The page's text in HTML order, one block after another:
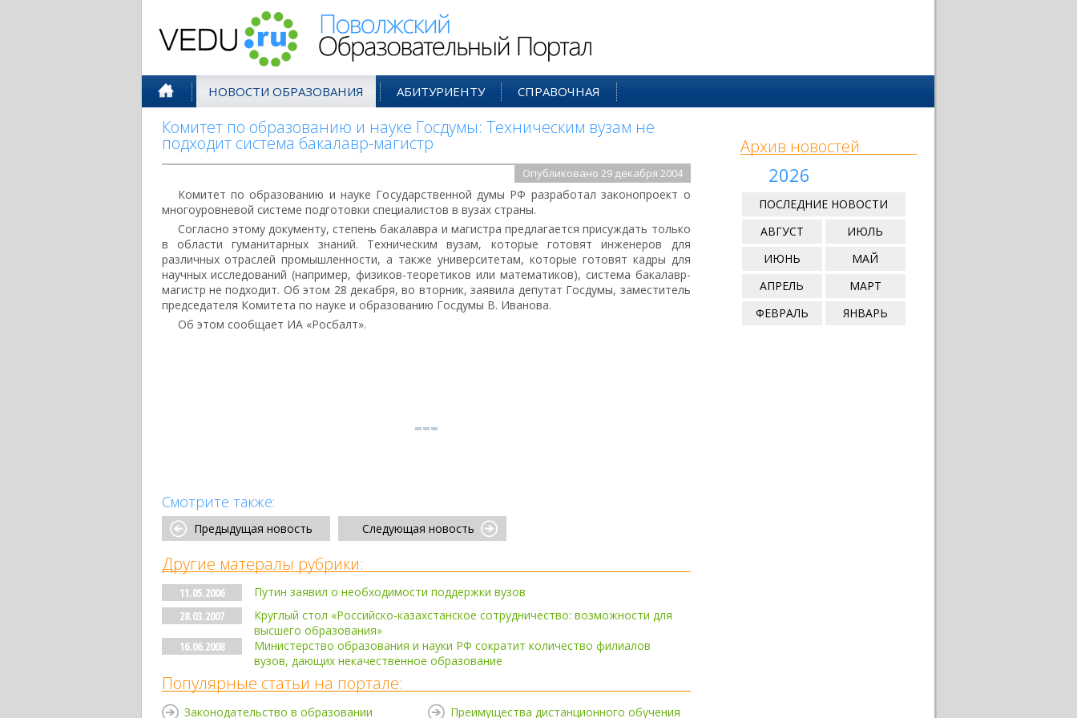
НОВОСТИ ОБРАЗОВАНИЯ АБИТУРИЕНТУ СПРАВОЧНАЯ
Комитет по образованию и науке Госдумы: Техническим вузам не
подходит система бакалавр-магистр
Опубликовано 29 декабря 2004
Комитет по образованию и науке Государственной думы РФ разработал законопроект о
многоуровневой системе подготовки специалистов в вузах страны.
Согласно этому документу, степень бакалавра и магистра предлагается присуждать только
в области гуманитарных знаний. Техническим вузам, которые готовят инженеров для
различных отраслей промышленности, а также университетам, которые готовят кадры для
научных исследований (например, физиков-теоретиков или математиков), система бакалавр-
магистр не подходит. Об этом 28 декабря, во вторник, заявила депутат Госдумы, заместитель
председателя Комитета по науке и образованию Госдумы В. Иванова.
Об этом сообщает ИА «Росбалт».
Смотрите также:
Предыдущая новость Следующая новость
Другие матералы рубрики:
11.05.2006
Путин заявил о необходимости поддержки вузов
28.03.2007
Круглый стол «Российско-казахстанское сотрудничество: возможности для
высшего образования»
16.06.2008
Министерство образования и науки РФ сократит количество филиалов
вузов, дающих некачественное образование
Популярные статьи на портале:
Законодательство в образовании Преимущества дистанционного обучения
Архив новостей
2026
ПОСЛЕДНИЕ НОВОСТИ
АВГУСТ
ИЮЛЬ
ИЮНЬ
МАЙ
АПРЕЛЬ
МАРТ
ФЕВРАЛЬ
ЯНВАРЬ